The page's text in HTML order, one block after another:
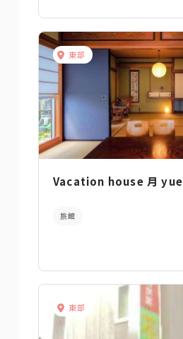
東部
Vacation house 月 yue
旅館
東部